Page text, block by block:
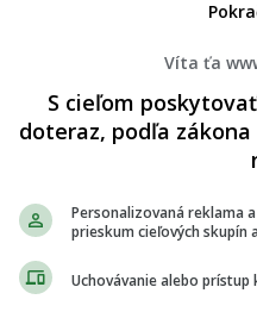
reďkovky
zohráva kľúčovú
oxidačným
draslík, vápnik,
podľa odborníčky
draslíka v
Víta ťa
S cieľom
doteraz, podľa
Personalizovaná reklama
prieskum cieľových skupín
Uchovávanie alebo